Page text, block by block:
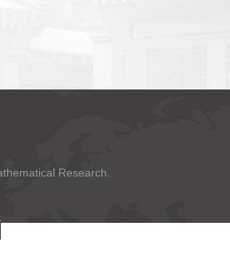
Research.